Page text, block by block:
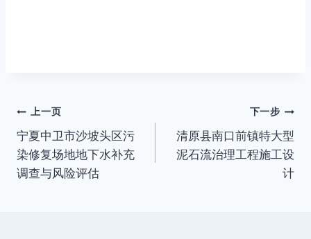
文
章
导
上一页
宁夏中卫市沙坡头区污
染修复场地地下水补充
调查与风险评估
下一步
清原县南口前镇特大型
泥石流治理工程施工设
计